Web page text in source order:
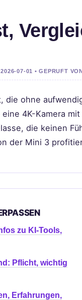
07-01 • GEPRUFT
die ohne
4K-Kamera
die keinen
der Mini 3
zu KI-Tools,
Pflicht, wichtig
Erfahrungen,